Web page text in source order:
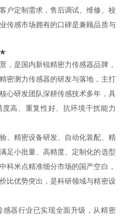
户定制需求，售后调试、维修、校
传感市场拥有的口碑是兼顾品质与
，是国内新锐精密力传感器品牌，
密测力传感器的研发与落地，主打
心研发团队深耕传感技术多年，具
高、重复性好、抗环境干扰能力
、精密设备研发、自动化装配、精
足小批量、高精度、定制化的选型
科米点精准细分市场的国产空白，
比优势突出，是科研领域与精密设
感器行业已实现全面升级，从精密